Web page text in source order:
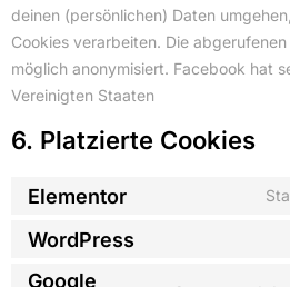
deinen (persönlichen) Daten
Cookies verarbeiten. Die
möglich anonymisiert. Facebook hat
Vereinigten Staaten
6. Platzierte Cookies
Elementor
WordPress
Google